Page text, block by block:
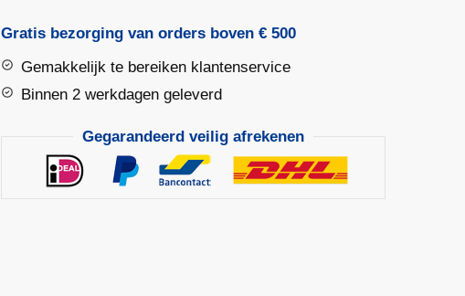
Krachtgereedschap
Gratis bezorging van orders boven € 500
Gemakkelijk te bereiken klantenservice
Binnen 2 werkdagen geleverd
Gegarandeerd veilig afrekenen